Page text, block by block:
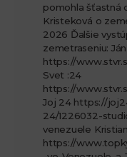
pomohla šťastná
Kristeková o
2026 Ďalšie
zemetraseniu:
https://
Svet :24
https://
Joj 24 https://
24/1226032-
venezuele
https://